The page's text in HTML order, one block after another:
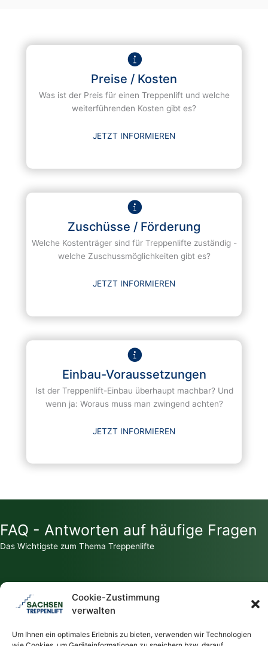
Cookie-Zustimmung
verwalten
Um Ihnen ein optimales Erlebnis zu bieten, verwenden wir Technologien
Preise / Kosten
Was ist der Preis für einen Treppenlift und welche
weiterführenden Kosten gibt es?
JETZT INFORMIEREN
Zuschüsse / Förderung
Welche Kostenträger sind für Treppenlifte zuständig -
welche Zuschussmöglichkeiten gibt es?
JETZT INFORMIEREN
Einbau-Voraussetzungen
Ist der Treppenlift-Einbau überhaupt machbar? Und
wenn ja: Woraus muss man zwingend achten?
JETZT INFORMIEREN
FAQ - Antworten auf häufige Fragen
Das Wichtigste zum Thema Treppenlifte